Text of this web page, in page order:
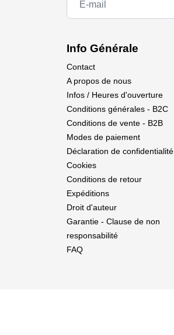
Info Générale
Contact
A propos de nous
Infos / Heures d'ouverture
Conditions générales - B2C
Conditions de vente - B2B
Modes de paiement
Déclaration de confidentialité
Cookies
Conditions de retour
Expéditions
Droit d'auteur
Garantie - Clause de non
responsabilité
FAQ